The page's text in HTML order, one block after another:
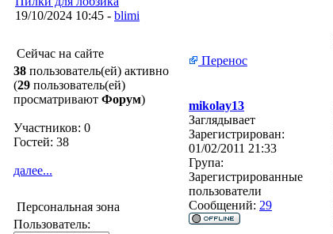
19/10/2024 10:45 - blimi
Сейчас на сайте
38 пользователь(ей) активно
(29 пользователь(ей)
просматривают Форум)
Участников: 0
Гостей: 38
далее...
Персональная зона
Пользователь:
Перенос
mikolay13
Заглядывает
Зарегистрирован:
01/02/2011 21:33
Група:
Зарегистрированные
пользователи
Сообщений: 29